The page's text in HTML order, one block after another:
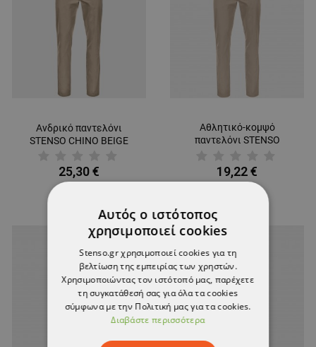
Ανδρικό παντελόνι
STENSO CHINO BEIGE
25,30 €
Αθλητικό-κομψό
παντελόνι STENSO
19,22 €
Αυτός ο ιστότοπος
χρησιμοποιεί cookies
Stenso.gr χρησιμοποιεί cookies για τη
βελτίωση της εμπειρίας των χρηστών.
Χρησιμοποιώντας τον ιστότοπό μας, παρέχετε
τη συγκατάθεσή σας για όλα τα cookies
σύμφωνα με την Πολιτική μας για τα cookies.
Διαβάστε περισσότερα